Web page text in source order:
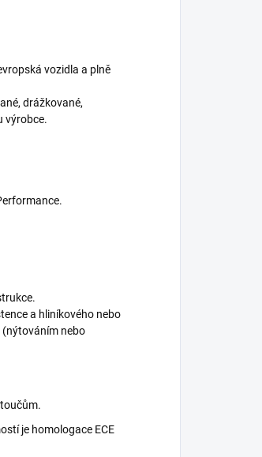
vozidla a plně
drážkované,
výrobce.
a hliníkového nebo
(nýtováním nebo
je homologace ECE